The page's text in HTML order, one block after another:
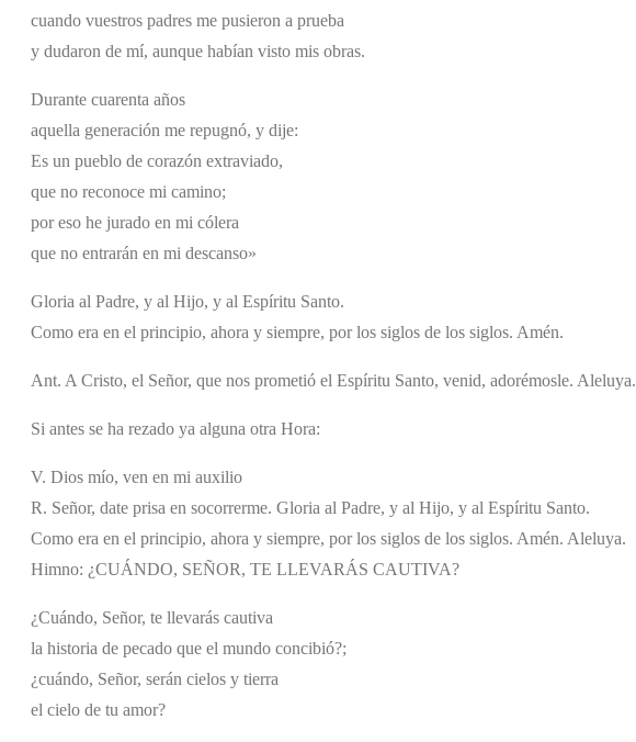
cuando vuestros padres me pusieron a prueba
y dudaron de mí, aunque habían visto mis obras.
Durante cuarenta años
aquella generación me repugnó, y dije:
Es un pueblo de corazón extraviado,
que no reconoce mi camino;
por eso he jurado en mi cólera
que no entrarán en mi descanso»
Gloria al Padre, y al Hijo, y al Espíritu Santo.
Como era en el principio, ahora y siempre, por los siglos de los siglos. Amén.
Ant. A Cristo, el Señor, que nos prometió el Espíritu Santo, venid, adorémosle. Aleluya.
Si antes se ha rezado ya alguna otra Hora:
V. Dios mío, ven en mi auxilio
R. Señor, date prisa en socorrerme. Gloria al Padre, y al Hijo, y al Espíritu Santo.
Como era en el principio, ahora y siempre, por los siglos de los siglos. Amén. Aleluya.
Himno: ¿CUÁNDO, SEÑOR, TE LLEVARÁS CAUTIVA?
¿Cuándo, Señor, te llevarás cautiva
la historia de pecado que el mundo concibió?;
¿cuándo, Señor, serán cielos y tierra
el cielo de tu amor?